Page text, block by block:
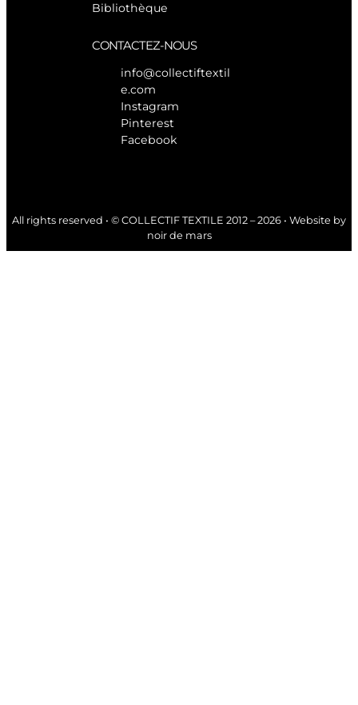
Bibliothèque
CONTACTEZ-NOUS
info@collectiftextil
e.com
Instagram
Pinterest
Facebook
All rights reserved • © COLLECTIF TEXTILE 2012 – 2026 • Website by
noir de mars